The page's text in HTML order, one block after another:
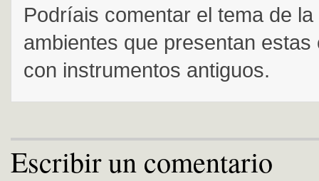
Podríais comentar el tema de
ambientes que presentan estas
con instrumentos antiguos.
Escribir un comentario